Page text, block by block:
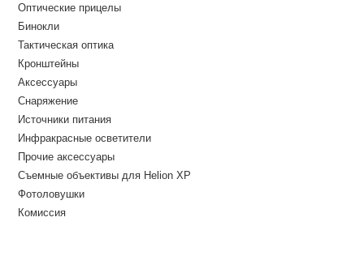
Оптические прицелы
Бинокли
Тактическая оптика
Кронштейны
Аксессуары
Снаряжение
Источники питания
Инфракрасные осветители
Прочие аксессуары
Съемные объективы для Helion XP
Фотоловушки
Комиссия